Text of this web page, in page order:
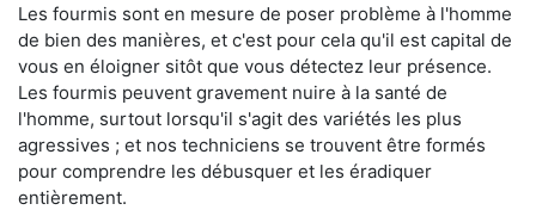
Les fourmis sont en mesure de poser problème à l'homme
de bien des manières, et c'est pour cela qu'il est capital de
vous en éloigner sitôt que vous détectez leur présence.
Les fourmis peuvent gravement nuire à la santé de
l'homme, surtout lorsqu'il s'agit des variétés les plus
agressives ; et nos techniciens se trouvent être formés
pour comprendre les débusquer et les éradiquer
entièrement.